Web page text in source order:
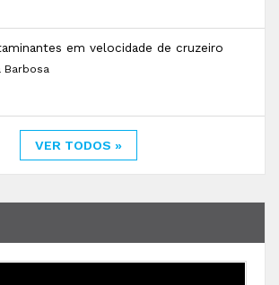
em velocidade de cruzeiro
Barbosa
VER TODOS »